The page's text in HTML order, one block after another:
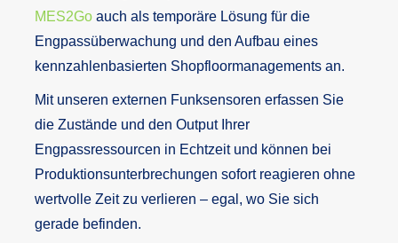
MES2Goauch als temporäre Lösung für die
Engpassüberwachung und den Aufbau eines
kennzahlenbasierten Shopfloormanagements an.
Mit unseren externen Funksensoren erfassen Sie
die Zustände und den Output Ihrer
Engpassressourcen in Echtzeit und können bei
Produktionsunterbrechungen sofort reagieren ohne
wertvolle Zeit zu verlieren – egal, wo Sie sich
gerade befinden.